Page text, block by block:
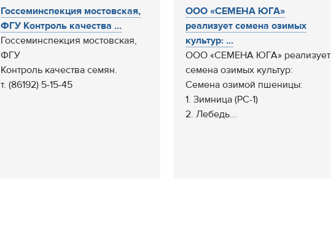
Госсеминспекция мостовская,
ФГУ Контроль качества ...
Госсеминспекция мостовская,
ФГУ
Контроль качества семян.
т. (86192) 5-15-45
ООО «СЕМЕНА ЮГА»
реализует семена озимых
культур: ...
ООО «СЕМЕНА ЮГА» реализует
семена озимых культур:
Семена озимой пшеницы:
1. Зимница (РС-1)
2. Лебедь...